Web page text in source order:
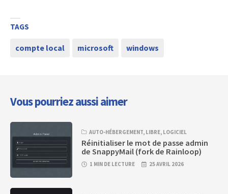
TAGS
compte local microsoft windows
Vous pourriez aussi aimer
AUTO-HÉBERGEMENT, LIBRE, LOGICIEL
Réinitialiser le mot de passe admin
de SnappyMail (fork de Rainloop)
1 MIN DE LECTURE 25 AVRIL 2026